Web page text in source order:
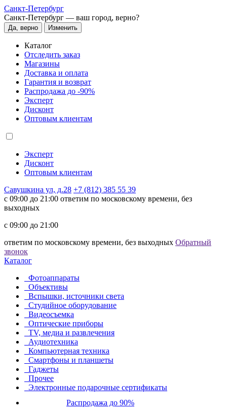
Санкт-Петербург
Санкт-Петербург — ваш город, верно?
Да, верно Изменить
Каталог
Отследить заказ
Магазины
Доставка и оплата
Гарантия и возврат
Распродажа до -90%
Эксперт
Дисконт
Оптовым клиентам
Эксперт
Дисконт
Оптовым клиентам
Савушкина ул, д.28 +7 (812) 385 55 39
c 09:00 до 21:00 ответим по московскому времени, без
выходных
c 09:00 до 21:00
ответим по московскому времени, без выходных Обратный
звонок
Каталог
Фотоаппараты
Объективы
Вспышки, источники света
Студийное оборудование
Видеосъемка
Оптические приборы
TV, медиа и развлечения
Аудиотехника
Компьютерная техника
Смартфоны и планшеты
Гаджеты
Прочее
Электронные подарочные сертификаты
Распродажа до 90%